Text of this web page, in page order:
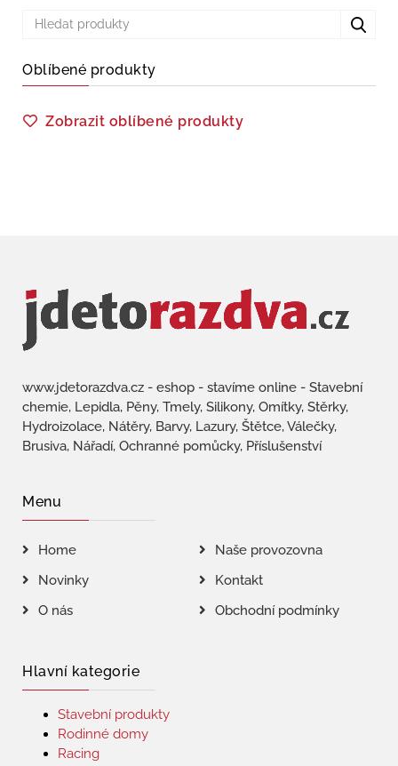
Oblíbené produkty
Zobrazit oblíbené produkty
www.jdetorazdva.cz - eshop - stavíme online - Stavební
chemie, Lepidla, Pěny, Tmely, Silikony, Omítky, Stěrky,
Hydroizolace, Nátěry, Barvy, Lazury, Štětce, Válečky,
Brusiva, Nářadí, Ochranné pomůcky, Příslušenství
Menu
Home
Naše provozovna
Novinky
Kontakt
O nás
Obchodní podmínky
Hlavní kategorie
Stavební produkty
Rodinné domy
Racing